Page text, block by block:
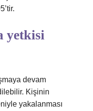
yetkisi
devam
Kişinin
yakalanması